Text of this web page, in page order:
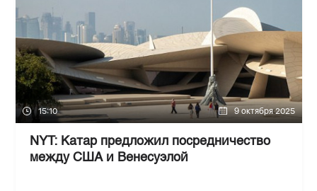
15:10 9 октября 2025
NYT: Катар предложил посредничество
между США и Венесуэлой